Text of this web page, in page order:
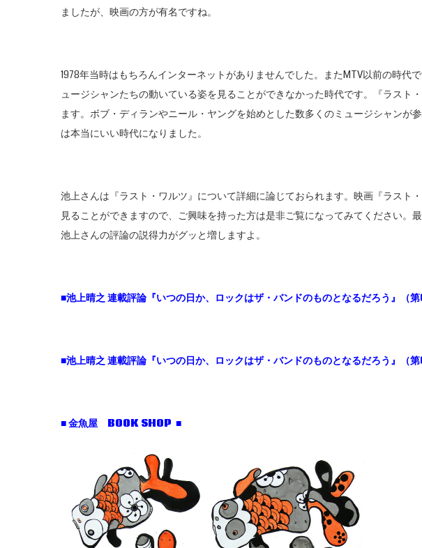
ましたが、映画の方が有名ですね。
1978年当時はもちろんインターネットがありませんでした。またMTV以前の時代
ュージシャンたちの動いている姿を見ることができなかった時代です。『ラスト
ます。ボブ・ディランやニール・ヤングを始めとした数多くのミュージシャンが
は本当にいい時代になりました。
池上さんは『ラスト・ワルツ』について詳細に論じておられます。映画『ラスト
見ることができますので、ご興味を持った方は是非ご覧になってみてください。
池上さんの評論の説得力がグッと増しますよ。
■池上晴之 連載評論『いつの日か、ロックはザ・バンドのものとなるだろう』（
■池上晴之 連載評論『いつの日か、ロックはザ・バンドのものとなるだろう』（
■ 金魚屋 BOOK SHOP ■